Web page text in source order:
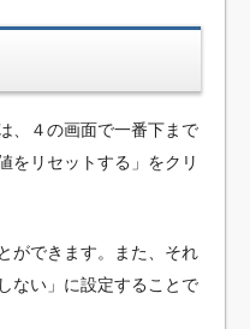
、４の画面で一番下まで
をリセットする」をクリ
ができます。また、それ
ない」に設定することで